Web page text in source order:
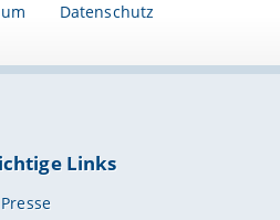
Datenschutz
Links
Presse